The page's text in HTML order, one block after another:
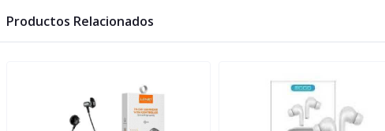
Productos Relacionados